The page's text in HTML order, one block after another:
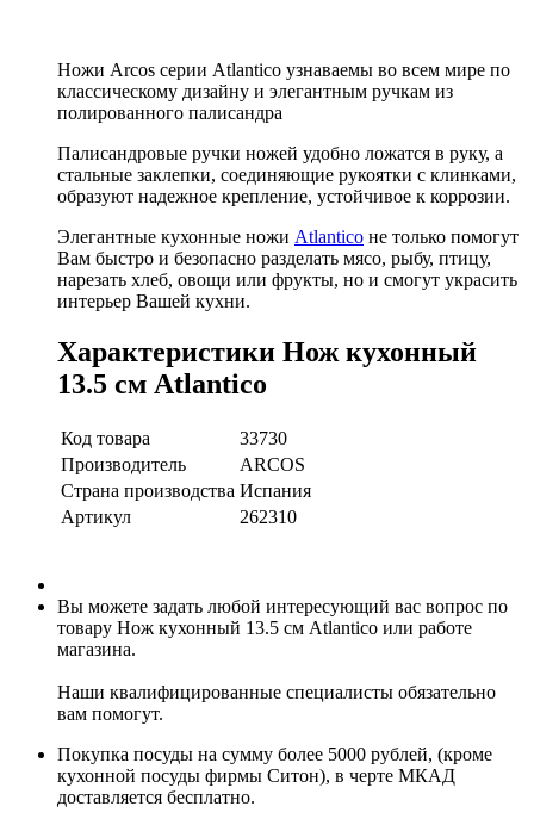
Ножи Arcos серии Atlantico узнаваемы во всем мире по
классическому дизайну и элегантным ручкам из
полированного палисандра
Палисандровые ручки ножей удобно ложатся в руку, а
стальные заклепки, соединяющие рукоятки с клинками,
образуют надежное крепление, устойчивое к коррозии.
Элегантные кухонные ножи Atlantico не только помогут
Вам быстро и безопасно разделать мясо, рыбу, птицу,
нарезать хлеб, овощи или фрукты, но и смогут украсить
интерьер Вашей кухни.
Характеристики Нож кухонный
13.5 см Atlantico
Код товара
33730
Производитель
ARCOS
Страна производства Испания
Артикул
262310
Вы можете задать любой интересующий вас вопрос по
товару Нож кухонный 13.5 см Atlantico или работе
магазина.
Наши квалифицированные специалисты обязательно
вам помогут.
Покупка посуды на сумму более 5000 рублей, (кроме
кухонной посуды фирмы Ситон), в черте МКАД
доставляется бесплатно.